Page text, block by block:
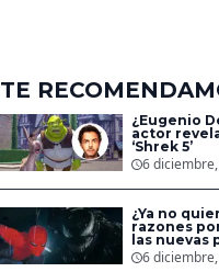
TE
¿Eugenio
actor
‘Shrek 5’
6
¿Ya no
razones
las nuevas
6